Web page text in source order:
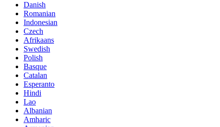
Danish
Romanian
Indonesian
Czech
Afrikaans
Swedish
Polish
Basque
Catalan
Esperanto
Hindi
Lao
Albanian
Amharic